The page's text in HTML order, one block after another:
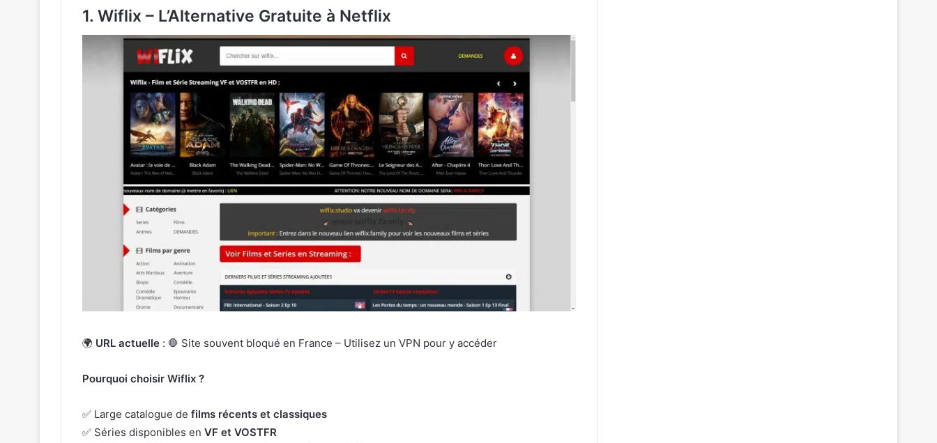
1. Wiflix – L’Alternative Gratuite à Netflix
🌍 URL actuelle : 🛑 Site souvent bloqué en France – Utilisez un VPN pour y accéder
Pourquoi choisir Wiflix ?
✅ Large catalogue de films récents et classiques
✅ Séries disponibles en VF et VOSTFR